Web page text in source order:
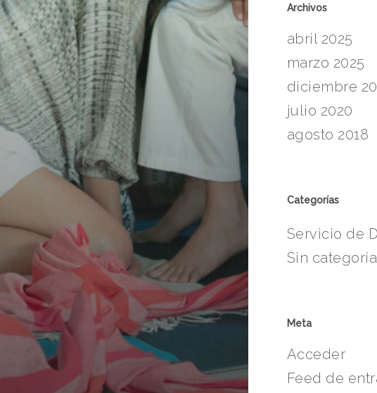
Archivos
abril 2025
marzo 2025
diciembre
julio 2020
agosto 2018
Categorías
Servicio de
Sin categoría
Meta
Acceder
Feed de